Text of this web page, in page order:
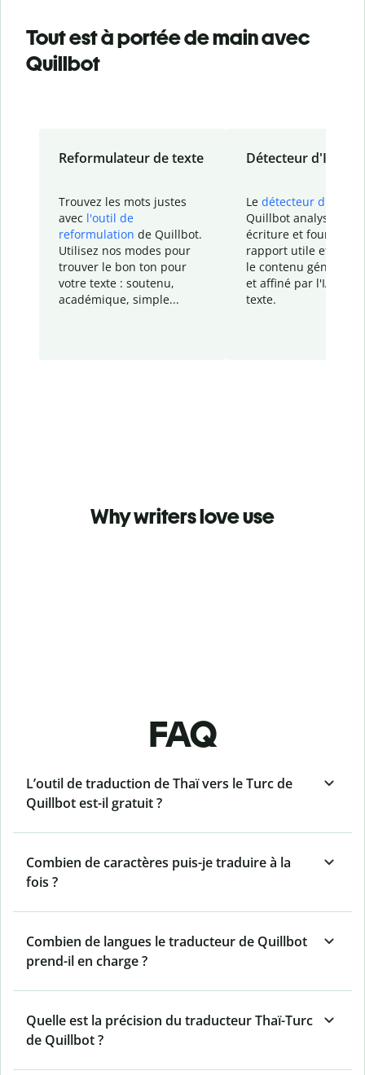
Tout est à portée de main avec
Quillbot
Reformulateur de texte
Trouvez les mots justes
avec l'outil de
reformulation de Quillbot.
Utilisez nos modes pour
trouver le bon ton pour
votre texte : soutenu,
académique, simple...
Détecteur d'IA
Le détecteur d'IA
Quillbot analyse votre
écriture et fournit un
rapport utile et
le contenu généré
et affiné par l'IA
texte.
Why writers love use
FAQ
L’outil de traduction de Thaï vers le Turc de
Quillbot est-il gratuit ?
Combien de caractères puis-je traduire à la
fois ?
Combien de langues le traducteur de Quillbot
prend-il en charge ?
Quelle est la précision du traducteur Thaï-Turc
de Quillbot ?